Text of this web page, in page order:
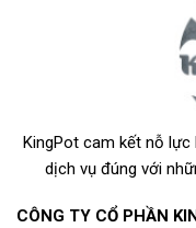
lụa Vạn Phúc, P. Hà
| Điện Thoại : 0365 60
| Email:
KingPot cam kết nỗ lực
dịch vụ đúng với
CÔNG TY CỔ PHẦN